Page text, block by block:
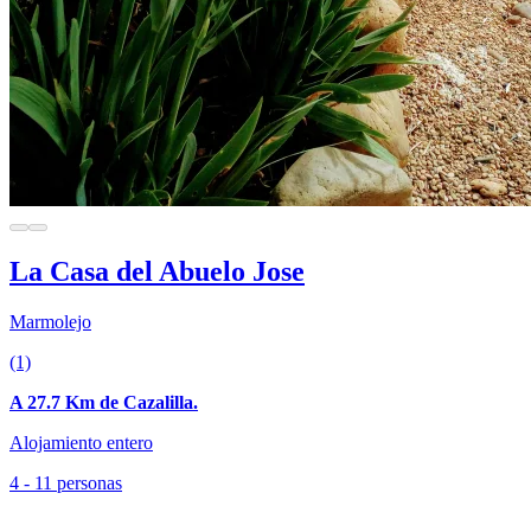
La Casa del Abuelo Jose
Marmolejo
(1)
A 27.7 Km de Cazalilla.
Alojamiento entero
4 - 11 personas